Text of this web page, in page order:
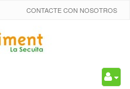
CONTACTE CON NOSOTROS